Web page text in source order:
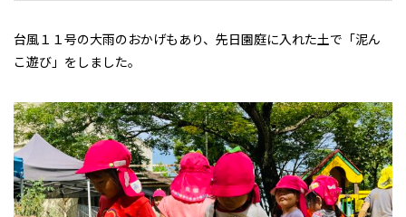
台風１１号の大雨のおかげもあり、先日園庭に入れた土で「泥ん
こ遊び」をしました。